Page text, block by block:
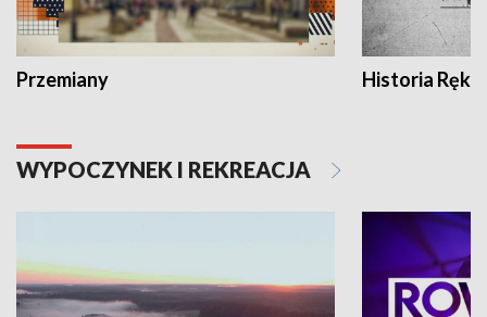
Przemiany Historia Ręką
WYPOCZYNEK I REKREACJA